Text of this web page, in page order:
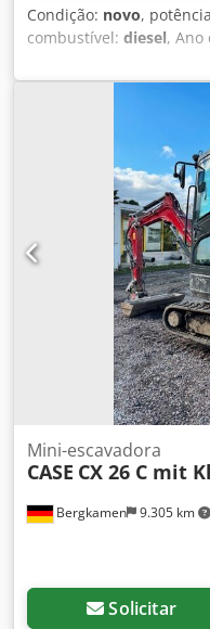
Condição: novo,
combustível: diesel, Ano
9.780 kg Para obter
com a equipe de vendas
Bergkamen 9.305 km
Mini-escavadora
CASE CX 26 C mit
Solicitar